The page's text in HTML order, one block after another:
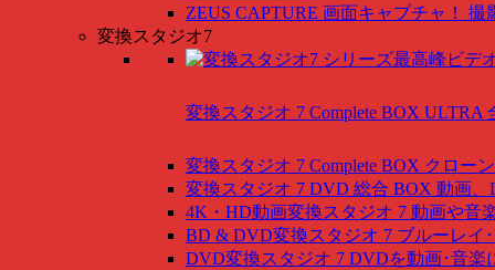
ZEUS CAPTURE 画面キャプチャ！ 撮
変換スタジオ7
変換スタジオ 7 Complete BOX ULTRA
変換スタジオ 7 Complete BOX クロー
変換スタジオ 7 DVD 総合 BOX 動画、
4K・HD動画変換スタジオ 7 動画や音
BD & DVD変換スタジオ 7 ブルーレイ
DVD変換スタジオ 7 DVDを動画･音楽